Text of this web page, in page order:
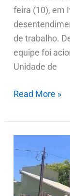
feira (10), em
de trabalho.
equipe foi
Unidade de
Read More »
Falecimentos
neste